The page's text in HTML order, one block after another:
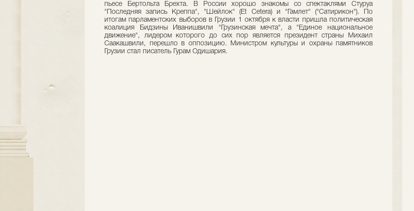
пьесе Бертольта Брехта. В России хорошо знакомы со спектаклями Стуруа
"Последняя запись Креппа", "Шейлок" (Et Cetera) и "Гамлет" ("Сатирикон"). По
итогам парламентских выборов в Грузии 1 октября к власти пришла политическая
коалиция Бидзины Иванишвили "Грузинская мечта", а "Единое национальное
движение", лидером которого до сих пор является президент страны Михаил
Саакашвили, перешло в оппозицию. Министром культуры и охраны памятников
Грузии стал писатель Гурам Одишария.